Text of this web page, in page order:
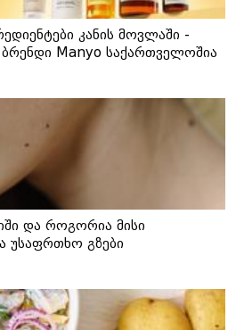
კანის მოვლაში -
Manyo საქართველოშია
და როგორია მისი
უსაფრთხო გზები